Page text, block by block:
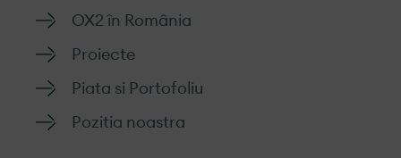
OX2 în România
Proiecte
Piata si Portofoliu
Pozitia noastra